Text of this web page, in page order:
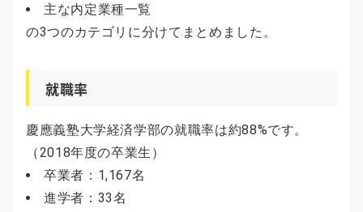
主な内定業種一覧
の3つのカテゴリに分けてまとめました。
就職率
慶應義塾大学経済学部の就職率は約88%です。
（2018年度の卒業生）
卒業者：1,167名
進学者：33名